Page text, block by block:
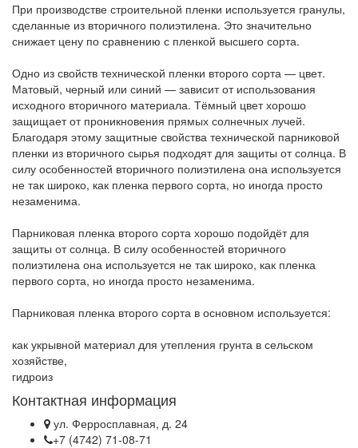
При производстве строительной пленки используется гранулы,
сделанные из вторичного полиэтилена. Это значительно
снижает цену по сравнению с пленкой высшего сорта.
Одно из свойств технической пленки второго сорта — цвет.
Матовый, черный или синий — зависит от использования
исходного вторичного материала. Тёмный цвет хорошо
защищает от проникновения прямых солнечных лучей.
Благодаря этому защитные свойства технической парниковой
пленки из вторичного сырья подходят для защиты от солнца. В
силу особенностей вторичного полиэтилена она используется
не так широко, как пленка первого сорта, но иногда просто
незаменима.
Парниковая пленка второго сорта хорошо подойдёт для
защиты от солнца. В силу особенностей вторичного
полиэтилена она используется не так широко, как пленка
первого сорта, но иногда просто незаменима.
Парниковая пленка второго сорта в основном используется:
как укрывной материал для утепления грунта в сельском
хозяйстве,
гидроиз
Контактная информация
ул. Ферросплавная, д. 24
+7 (4742) 71-08-71